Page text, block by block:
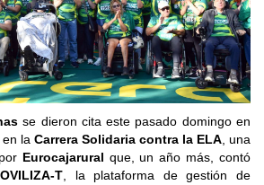
se dieron cita este pasado domingo en
en la Carrera Solidaria contra la ELA, una
Eurocajarural que, un año más, contó
T, la plataforma de gestión de